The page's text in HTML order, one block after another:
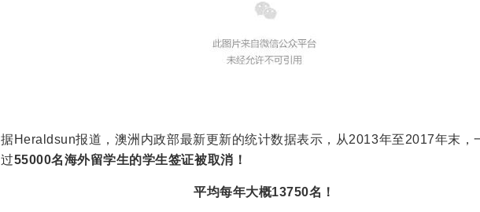
据Heraldsun报道，澳洲内政部最新更新的统计数据表示，从2013年至2017年末，
过55000名海外留学生的学生签证被取消！
平均每年大概13750名！